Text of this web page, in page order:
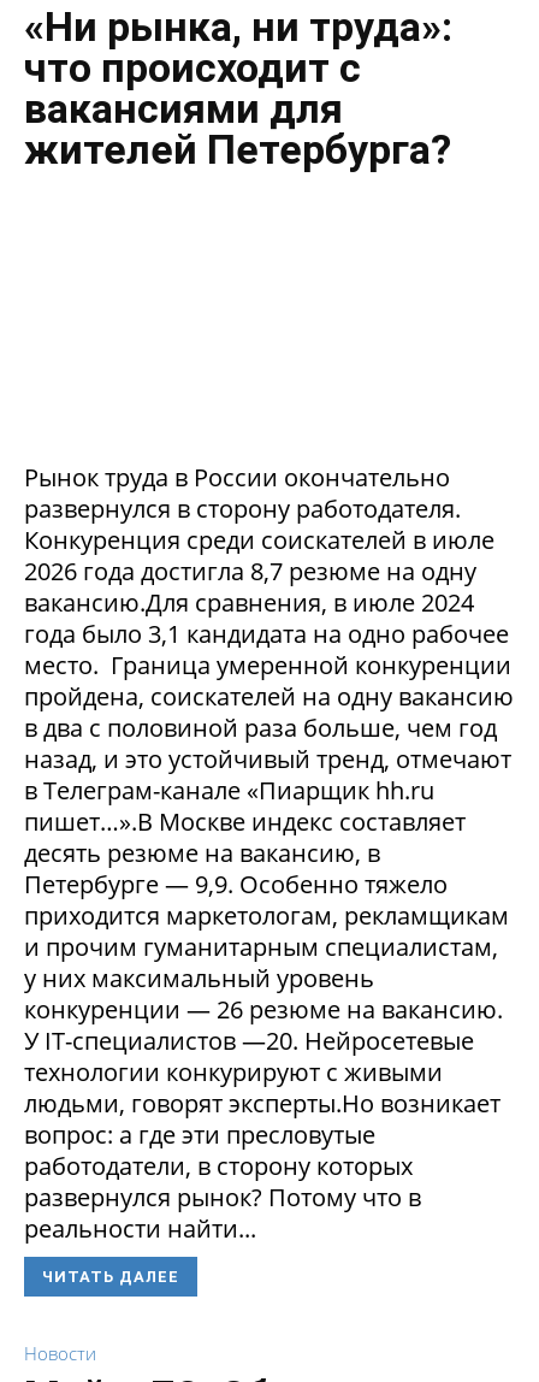
«Ни рынка, ни труда»:
что происходит с
вакансиями для
жителей Петербурга?
Рынок труда в России окончательно
развернулся в сторону работодателя.
Конкуренция среди соискателей в июле
2026 года достигла 8,7 резюме на одну
вакансию.Для сравнения, в июле 2024
года было 3,1 кандидата на одно рабочее
место. Граница умеренной конкуренции
пройдена, соискателей на одну вакансию
в два с половиной раза больше, чем год
назад, и это устойчивый тренд, отмечают
в Телеграм-канале «Пиарщик hh.ru
пишет…».В Москве индекс составляет
десять резюме на вакансию, в
Петербурге — 9,9. Особенно тяжело
приходится маркетологам, рекламщикам
и прочим гуманитарным специалистам,
у них максимальный уровень
конкуренции — 26 резюме на вакансию.
У IT-специалистов —20. Нейросетевые
технологии конкурируют с живыми
людьми, говорят эксперты.Но возникает
вопрос: а где эти пресловутые
работодатели, в сторону которых
развернулся рынок? Потому что в
реальности найти...
ЧИТАТЬ ДАЛЕЕ
Новости